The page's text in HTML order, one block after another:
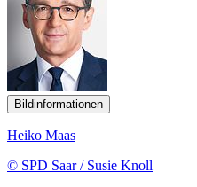
Bildinformationen
Heiko Maas
© SPD Saar / Susie Knoll